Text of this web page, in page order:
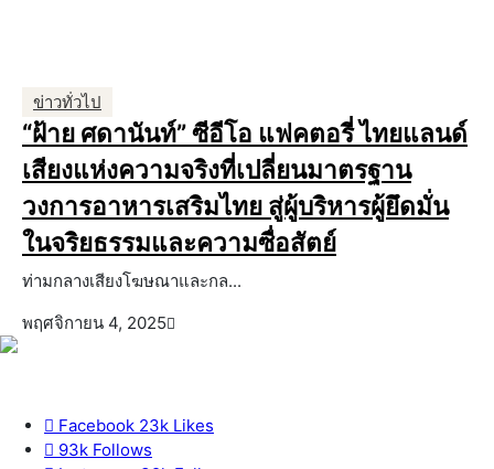
ข่าวทั่วไป
“ฝ้าย ศดานันท์” ซีอีโอ แฟคตอรี่ ไทยแลนด์
เสียงแห่งความจริงที่เปลี่ยนมาตรฐาน
วงการอาหารเสริมไทย สู่ผู้บริหารผู้ยึดมั่น
ในจริยธรรมและความซื่อสัตย์
ท่ามกลางเสียงโฆษณาและกล...
พฤศจิกายน 4, 2025
Facebook 23k Likes
93k Follows